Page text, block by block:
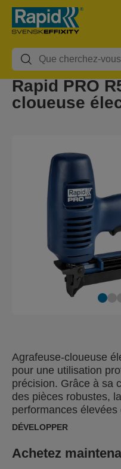
Rapid PRO
cloueuse
Agrafeuse-cloueuse
pour une utilisation
précision. Grâce à sa
des pièces robustes,
performances
même en utilisation
entoilage, etc...
DÉVELOPPER
Achetez